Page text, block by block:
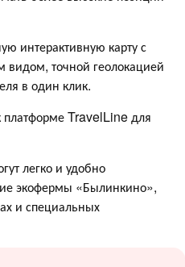
интерактивную карту с
точной геолокацией
в один клик.
TravelLine для
легко и удобно
экофермы «Былинкино»,
и специальных